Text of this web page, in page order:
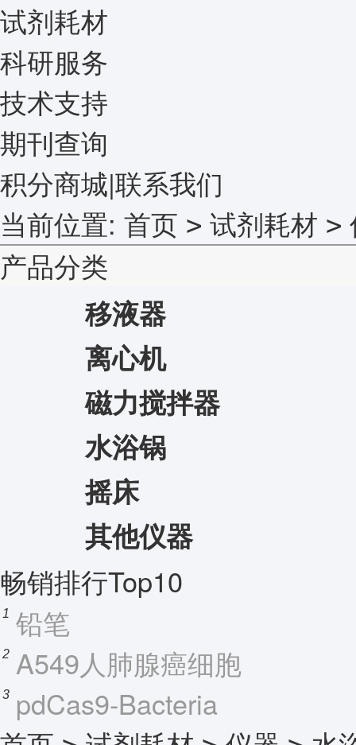
试剂耗材
科研服务
技术支持
期刊查询
积分商城|联系我们
当前位置: 首页 > 试剂耗材 >
产品分类
移液器
离心机
磁力搅拌器
水浴锅
摇床
其他仪器
畅销排行Top10
1 铅笔
2 A549人肺腺癌细胞
3 pdCas9-Bacteria